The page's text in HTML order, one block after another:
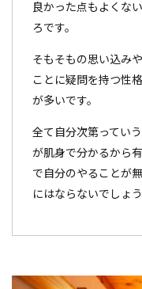
良かった点もよくな
ろです。
そもそもの思い込み
ことに疑問を持つ性
が多いです。
全て自分次第ってい
が肌身で分かるから
で自分のやることが
にはならないでしょう